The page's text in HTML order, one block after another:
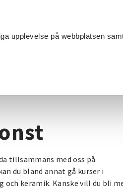
upplevelse på webbplatsen
EVENEMANG
tillsammans med oss på
du bland annat gå kurser i
keramik. Kanske vill du bli